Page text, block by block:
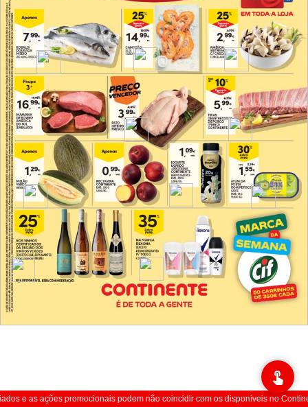
e as ações promocionais podem não coincidir com os disponíveis no